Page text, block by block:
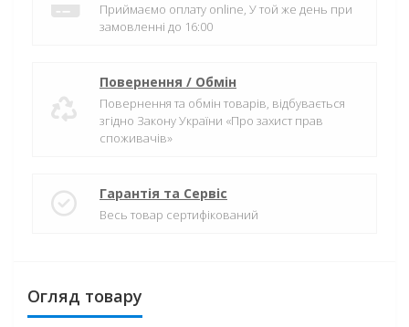
Приймаємо оплату online, У той же день при
замовленні до 16:00
Повернення / Обмін
Повернення та обмін товарів, відбувається
згідно Закону України «Про захист прав
споживачів»
Гарантія та Сервіс
Весь товар сертифікований
Огляд товару